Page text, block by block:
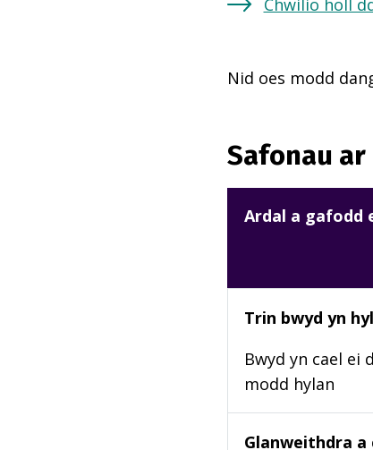
Chwilio holl
Nid oes modd
Safonau
Ardal a gafodd
Trin bwyd yn
Bwyd yn cael ei
modd hylan
Glanweithdra